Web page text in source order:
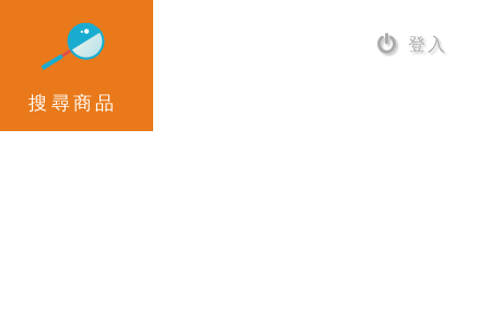
登入
搜尋商品